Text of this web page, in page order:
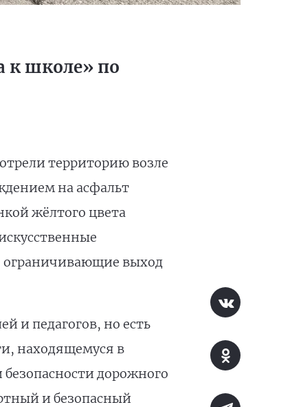
к школе» по
территорию возле
на асфальт
жёлтого цвета
ограничивающие выход
и педагогов, но есть
находящемуся в
дорожного
и безопасный